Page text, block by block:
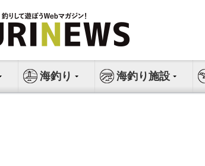
海釣り 海釣り施設